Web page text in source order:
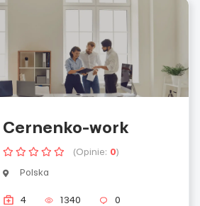
Cernenko-work
(Opinie: 0)
Polska
4 1340 0